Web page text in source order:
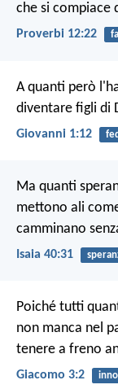
che si compiace
Proverbi 12:22
A quanti però
diventare figli di
Giovanni 1:12
Ma quanti
mettono ali
camminano
Isaia 40:31
Poiché tutti
non manca nel
tenere a freno
Giacomo 3:2